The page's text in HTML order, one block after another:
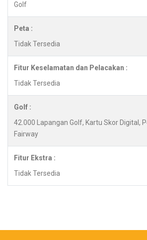
Golf
Peta :
Tidak Tersedia
Fitur Keselamatan dan Pelacakan :
Tidak Tersedia
Golf :
42.000 Lapangan Golf, Kartu Skor Digital,
Fairway
Fitur Ekstra :
Tidak Tersedia